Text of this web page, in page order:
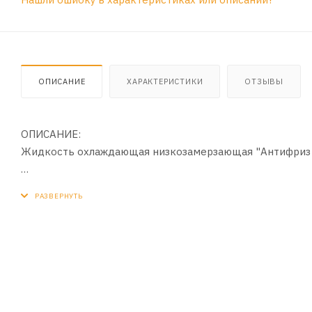
ОПИСАНИЕ ХАРАКТЕРИСТИКИ ОТЗЫВЫ
ОПИСАНИЕ:
Жидкость охлаждающая низкозамерзающая